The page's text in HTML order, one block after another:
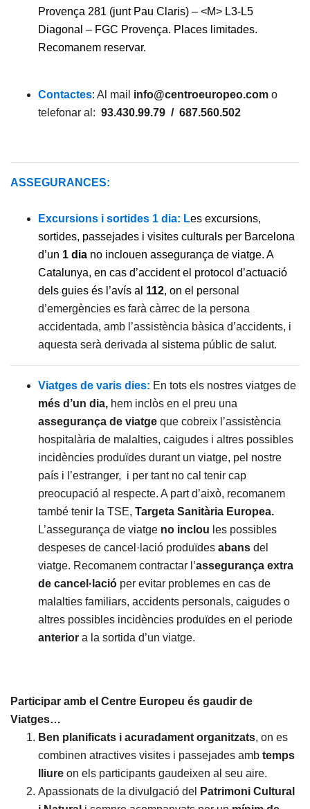
Provença 281 (junt Pau Claris) – <M> L3-L5
Diagonal – FGC Provença. Places limitades.
Recomanem reservar.
Contactes: Al mail info@centroeuropeo.com o
telefonar al: 93.430.99.79 / 687.560.502
ASSEGURANCES:
Excursions i sortides 1 dia: Les excursions,
sortides, passejades i visites culturals per Barcelona
d’un 1 dia no inclouen assegurança de viatge. A
Catalunya, en cas d’accident el protocol d’actuació
dels guies és l’avís al 112, on el personal
d’emergències es farà càrrec de la persona
accidentada, amb l’assistència bàsica d’accidents, i
aquesta serà derivada al sistema públic de salut.
Viatges de varis dies: En tots els nostres viatges de
més d’un dia, hem inclòs en el preu una
assegurança de viatge que cobreix l’assistència
hospitalària de malalties, caigudes i altres possibles
incidències produïdes durant un viatge, pel nostre
país i l’estranger, i per tant no cal tenir cap
preocupació al respecte. A part d’això, recomanem
també tenir la TSE, Targeta Sanitària Europea.
L’assegurança de viatge no inclou les possibles
despeses de cancel·lació produïdes abans del
viatge. Recomanem contractar l’assegurança extra
de cancel·lació per evitar problemes en cas de
malalties familiars, accidents personals, caigudes o
altres possibles incidències produïdes en el periode
anterior a la sortida d’un viatge.
Participar amb el Centre Europeu és gaudir de
Viatges…
Ben planificats i acuradament organitzats, on es
combinen atractives visites i passejades amb temps
lliure on els participants gaudeixen al seu aire.
Apassionats de la divulgació del
Patrimoni Cultural